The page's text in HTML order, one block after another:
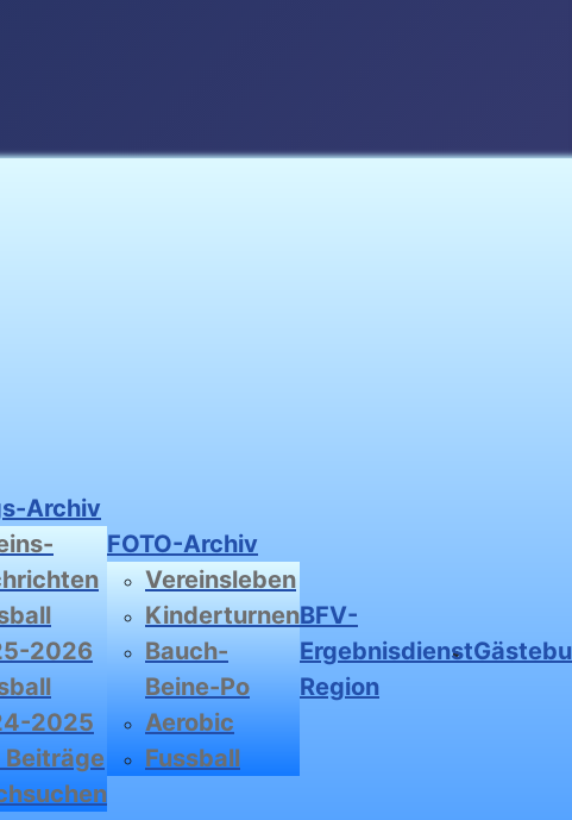
Archiv
2026
2025
Beiträge
FOTO-Archiv
Vereinsleben
Kinderturnen
Bauch-
Beine-Po
Aerobic
Fussball
BFV-
Ergebnisdienst
Region